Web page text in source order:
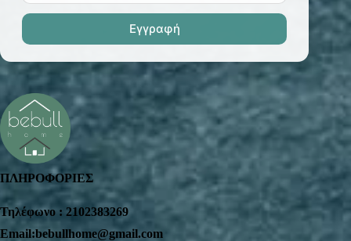
ΠΛΗΡΟΦΟΡΙΕΣ
Τηλέφωνο : 2102383269
Email:bebullhome@gmail.com